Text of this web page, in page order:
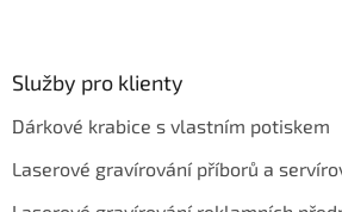
Služby pro klienty
Dárkové krabice s vlastním potiskem
Laserové gravírování příborů a